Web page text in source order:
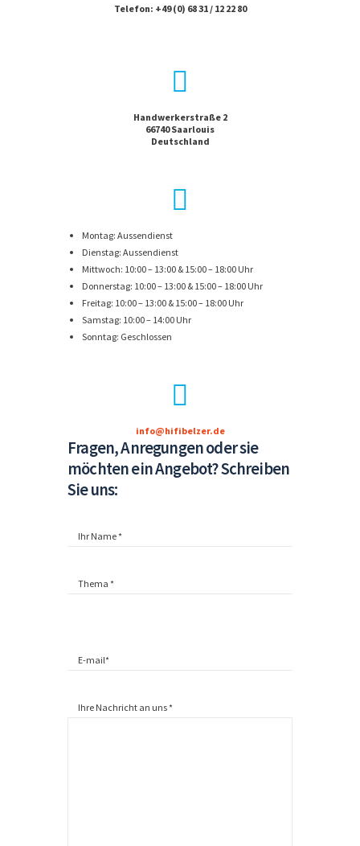
Telefon: +49 (0) 68 31 / 12 22 80
Handwerkerstraße 2
66740 Saarlouis
Deutschland
Montag: Aussendienst
Dienstag: Aussendienst
Mittwoch: 10:00 – 13:00 & 15:00 – 18:00 Uhr
Donnerstag: 10:00 – 13:00 & 15:00 – 18:00 Uhr
Freitag: 10:00 – 13:00 & 15:00 – 18:00 Uhr
Samstag: 10:00 – 14:00 Uhr
Sonntag: Geschlossen
info@hifibelzer.de
Fragen, Anregungen oder sie
möchten ein Angebot? Schreiben
Sie uns:
Ihre Nachricht an uns *